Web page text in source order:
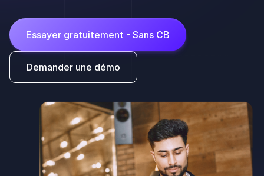
Essayer gratuitement - Sans CB
Demander une démo